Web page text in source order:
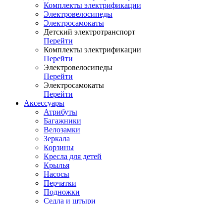
Комплекты электрификации
Электровелосипеды
Электросамокаты
Детский электротранспорт
Перейти
Комплекты электрификации
Перейти
Электровелосипеды
Перейти
Электросамокаты
Перейти
Аксессуары
Атрибуты
Багажники
Велозамки
Зеркала
Корзины
Кресла для детей
Крылья
Насосы
Перчатки
Подножки
Седла и штыри